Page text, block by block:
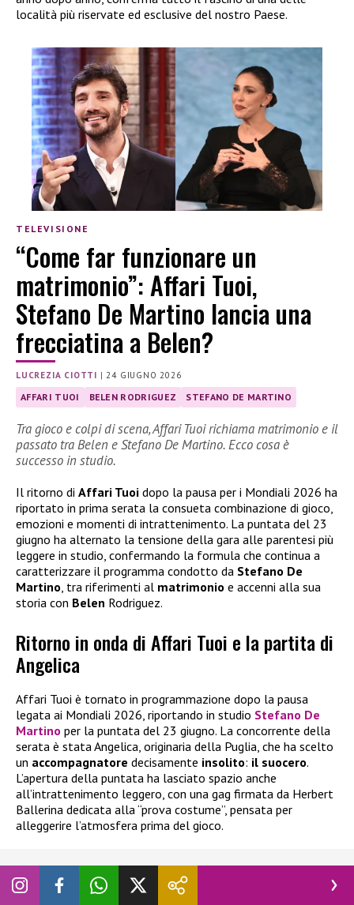
località più riservate ed esclusive del nostro Paese.
TELEVISIONE
“Come far funzionare un
matrimonio”: Affari Tuoi,
Stefano De Martino lancia una
frecciatina a Belen?
LUCREZIA CIOTTI |24 GIUGNO 2026
AFFARI TUOI BELEN RODRIGUEZ STEFANO DE MARTINO
Tra gioco e colpi di scena, Affari Tuoi richiama matrimonio e il
passato tra Belen e Stefano De Martino. Ecco cosa è
successo in studio.
Il ritorno di Affari Tuoi dopo la pausa per i Mondiali 2026 ha
riportato in prima serata la consueta combinazione di gioco,
emozioni e momenti di intrattenimento. La puntata del 23
giugno ha alternato la tensione della gara alle parentesi più
leggere in studio, confermando la formula che continua a
caratterizzare il programma condotto da Stefano De
Martino , tra riferimenti al matrimonio e accenni alla sua
storia con Belen Rodriguez.
Ritorno in onda di Affari Tuoi e la partita di
Angelica
Affari Tuoi è tornato in programmazione dopo la pausa
legata ai Mondiali 2026, riportando in studio Stefano De
Martino per la puntata del 23 giugno. La concorrente della
serata è stata Angelica, originaria della Puglia, che ha scelto
un accompagnatore decisamente insolito: il suocero.
L’apertura della puntata ha lasciato spazio anche
all’intrattenimento leggero, con una gag firmata da Herbert
Ballerina dedicata alla “prova costume”, pensata per
alleggerire l’atmosfera prima del gioco.